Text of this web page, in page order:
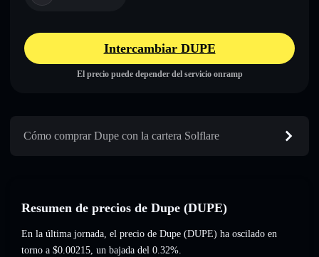
Intercambiar DUPE
El precio puede depender del servicio onramp
Cómo comprar Dupe con la cartera Solflare
Resumen de precios de Dupe (DUPE)
En la última jornada, el precio de Dupe (DUPE) ha oscilado en
torno a $0.00215, un bajada del 0.32%.